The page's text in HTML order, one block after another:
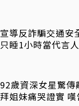
宣導反詐騙交通安
只睡1小時當代言人
92歲資深女星驚
拜姐妹痛哭證實